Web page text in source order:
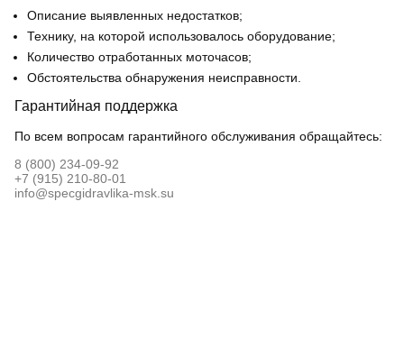
Описание выявленных недостатков;
Технику, на которой использовалось оборудование;
Количество отработанных моточасов;
Обстоятельства обнаружения неисправности.
Гарантийная поддержка
По всем вопросам гарантийного обслуживания обращайтесь:
8 (800) 234-09-92
+7 (915) 210-80-01
info@specgidravlika-msk.su